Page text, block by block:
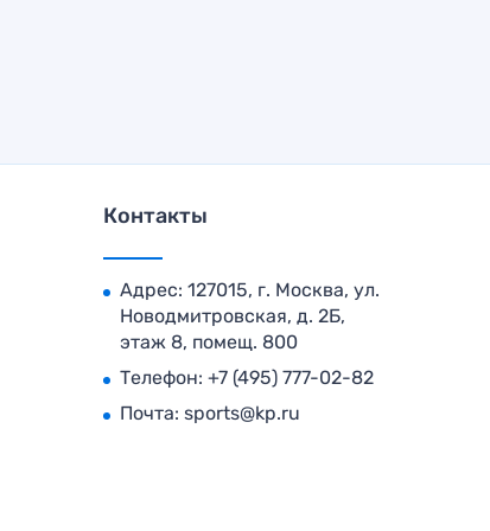
Контакты
Адрес: 127015, г. Москва, ул.
Новодмитровская, д. 2Б,
этаж 8, помещ. 800
Телефон: +7 (495) 777-02-82
Почта: sports@kp.ru